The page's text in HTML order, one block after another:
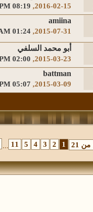
2016-02-15,
08:19 PM
amiina
2015-07-31,
01:24 AM
أبو محمد السلفي
2015-03-23,
02:00 PM
battman
2015-03-09,
05:07 PM
1
2
3
4
5
11
...